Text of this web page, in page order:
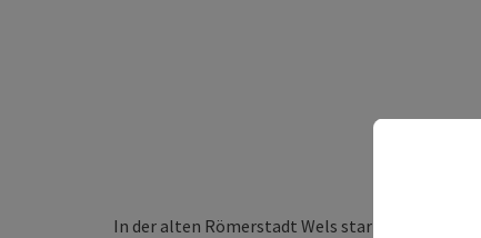
In der alten Römerstadt Wels startet diese